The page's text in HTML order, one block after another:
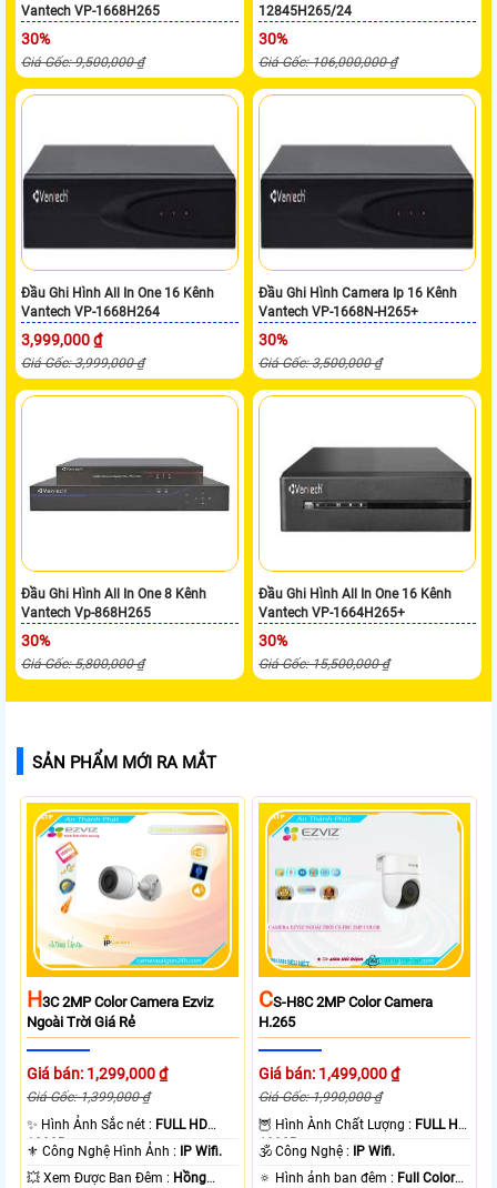
Vantech VP-1668H265
30%
Giá Gốc: 9,500,000 ₫
12845H265/24
30%
Giá Gốc: 106,000,000 ₫
Đầu Ghi Hình All In One 16 Kênh
Vantech VP-1668H264
3,999,000 ₫
Giá Gốc: 3,999,000 ₫
Đầu Ghi Hình Camera Ip 16 Kênh
Vantech VP-1668N-H265+
30%
Giá Gốc: 3,500,000 ₫
Đầu Ghi Hình All In One 8 Kênh
Vantech Vp-868H265
30%
Giá Gốc: 5,800,000 ₫
Đầu Ghi Hình All In One 16 Kênh
Vantech VP-1664H265+
30%
Giá Gốc: 15,500,000 ₫
SẢN PHẨM MỚI RA MẮT
H3C 2MP Color Camera Ezviz
Ngoài Trời Giá Rẻ
Giá bán: 1,299,000 ₫
Giá Gốc: 1,399,000 ₫
✨ Hình Ảnh Sắc nét : FULL HD
1080P .
⚜️ Công Nghệ Hình Ảnh :
IP Wifi.
💥 Xem Được Ban Đêm : Hồng
CS-H8C 2MP Color Camera
H.265
Giá bán: 1,499,000 ₫
Giá Gốc: 1,990,000 ₫
🦉 Hình Ành Chất Lượng : FULL HD
1080P .
🕉️ Công Nghệ :
IP Wifi.
🔅 Hình ảnh ban đêm : Full Color